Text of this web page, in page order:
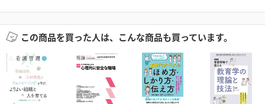
この商品を買った人は、こんな商品も買っています。